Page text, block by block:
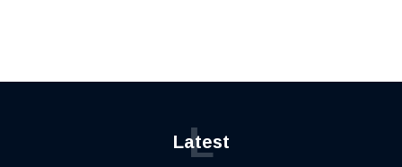
Latest
L